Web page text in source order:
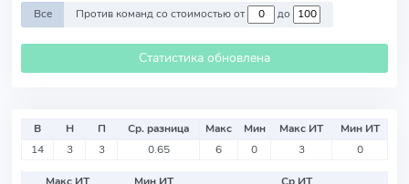
Все Против команд со стоимостью от до
Статистика обновлена
В Н П Ср. разница Макс Мин Макс ИТ
Мин ИТ
14
3 3 0.65 6 0 3 0
Макс ИТ
Мин ИТ
Ср ИТ